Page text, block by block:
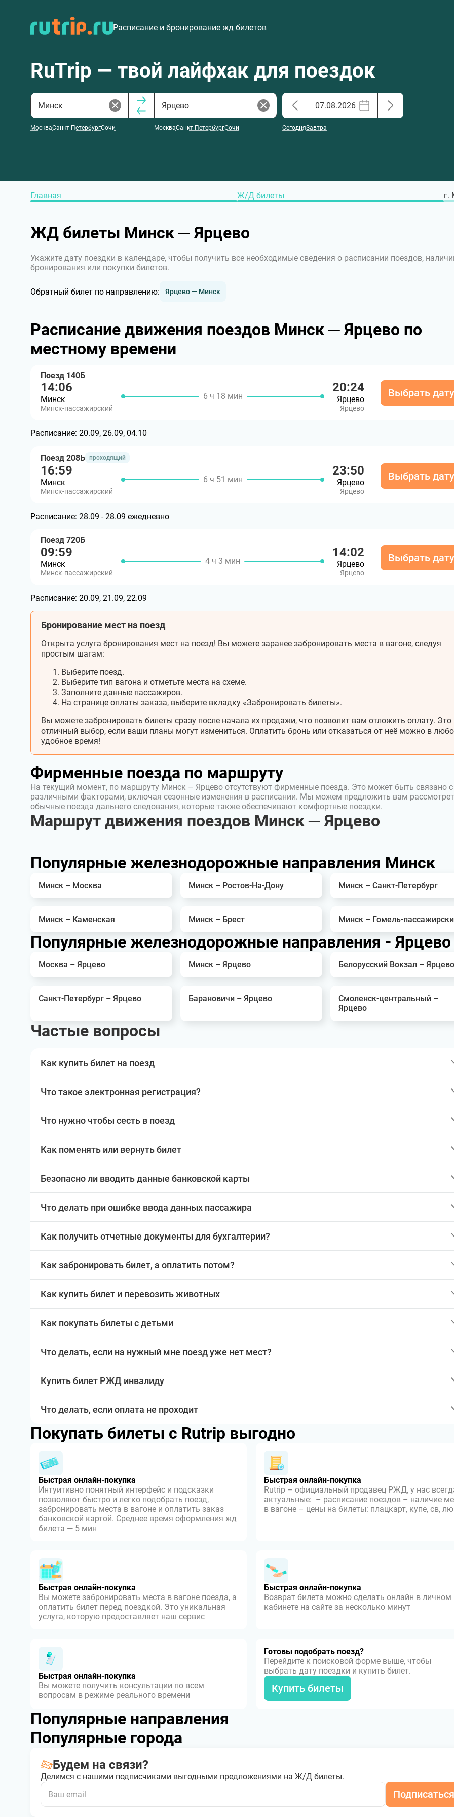
Расписание и бронирование жд билетов
RuTrip — твой лайфхак для поездок
МоскваСанкт-ПетербургСочи МоскваСанкт-ПетербургСочи СегодняЗавтра
Главная Ж/Д билеты г.
ЖД билеты Минск ─ Ярцево
Укажите дату поездки в календаре, чтобы получить все необходимые сведения о расписании поездов,
бронирования или покупки билетов.
Обратный билет по направлению: Ярцево — Минск
Расписание движения поездов Минск ─ Ярцево по
местному времени
Поезд 140Б
14:06
Минск
Минск-пассажирский
6 ч 18 мин
20:24
Ярцево
Ярцево
Выбрать дату
Расписание: 20.09, 26.09, 04.10
Поезд 208Ь проходящий
16:59
Минск
Минск-пассажирский
6 ч 51 мин
23:50
Ярцево
Ярцево
Выбрать дату
Расписание: 28.09 - 28.09 ежедневно
Поезд 720Б
09:59
Минск
Минск-пассажирский
4 ч 3 мин
14:02
Ярцево
Ярцево
Выбрать дату
Расписание: 20.09, 21.09, 22.09
Бронирование мест на поезд
Открыта услуга бронирования мест на поезд! Вы можете заранее забронировать места в вагоне, следуя
простым шагам:
Выберите поезд.
Выберите тип вагона и отметьте места на схеме.
Заполните данные пассажиров.
На странице оплаты заказа, выберите вкладку «Забронировать билеты».
Вы можете забронировать билеты сразу после начала их продажи, что позволит вам отложить оплату. Это
отличный выбор, если ваши планы могут измениться. Оплатить бронь или отказаться от неё можно в
удобное время!
Фирменные поезда по маршруту
На текущий момент, по маршруту Минск – Ярцево отсутствуют фирменные поезда. Это может быть связано с
различными факторами, включая сезонные изменения в расписании. Мы можем предложить вам
обычные поезда дальнего следования, которые также обеспечивают комфортные поездки.
Маршрут движения поездов Минск ─ Ярцево
Популярные железнодорожные направления Минск
Минск – Москва Минск – Ростов-На-Дону Минск – Санкт-Петербург
Минск – Каменская Минск – Брест Минск – Гомель-
Популярные железнодорожные направления - Ярцево
Москва – Ярцево Минск – Ярцево Белорусский Вокзал – Ярцево
Санкт-Петербург – Ярцево Барановичи – Ярцево
Смоленск-центральный –
Ярцево
Частые вопросы
Как купить билет на поезд
Что такое электронная регистрация?
Что нужно чтобы сесть в поезд
Как поменять или вернуть билет
Безопасно ли вводить данные банковской карты
Что делать при ошибке ввода данных пассажира
Как получить отчетные документы для бухгалтерии?
Как забронировать билет, а оплатить потом?
Как купить билет и перевозить животных
Как покупать билеты с детьми
Что делать, если на нужный мне поезд уже нет мест?
Купить билет РЖД инвалиду
Что делать, если оплата не проходит
Покупать билеты с Rutrip выгодно
Быстрая онлайн-покупка
Интуитивно понятный интерфейс и подсказки
позволяют быстро и легко подобрать поезд,
забронировать места в вагоне и оплатить заказ
банковской картой. Среднее время оформления жд
билета — 5 мин
Быстрая онлайн-покупка
Rutrip – официальный продавец РЖД, у нас
актуальные: – расписание поездов – наличие
в вагоне – цены на билеты: плацкарт, купе, св,
Быстрая онлайн-покупка
Вы можете забронировать места в вагоне поезда, а
оплатить билет перед поездкой. Это уникальная
услуга, которую предоставляет наш сервис
Быстрая онлайн-покупка
Возврат билета можно сделать онлайн в личном
кабинете на сайте за несколько минут
Быстрая онлайн-покупка
Вы можете получить консультации по всем
вопросам в режиме реального времени
Готовы подобрать поезд?
Перейдите к поисковой форме выше, чтобы
выбрать дату поездки и купить билет.
Купить билеты
Популярные направления
Популярные города
Будем на связи?
Делимся с нашими подписчиками выгодными предложениями на Ж/Д билеты.
Подписаться